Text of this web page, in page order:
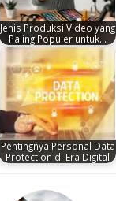
Jenis Produksi Video yang
Paling Populer untuk…
Pentingnya Personal Data
Protection di Era Digital